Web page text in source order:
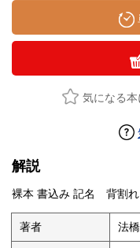
気になる本
解説
裸本 書込み 記名 背割れ
著者 法